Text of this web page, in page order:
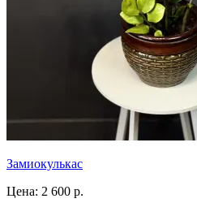
Замиокулькас
Цена: 2 600 р.